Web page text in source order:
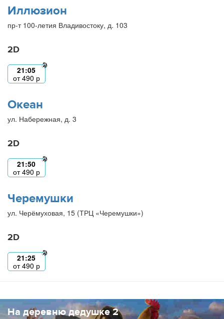
Иллюзион
пр-т 100-летия Владивостоку, д. 103
2D
21:05
от490 р
Океан
ул. Набережная, д. 3
2D
21:50
от490 р
Черемушки
ул. Черёмуховая, 15 (ТРЦ «Черемушки»)
2D
21:25
от490 р
На деревню дедушке 2